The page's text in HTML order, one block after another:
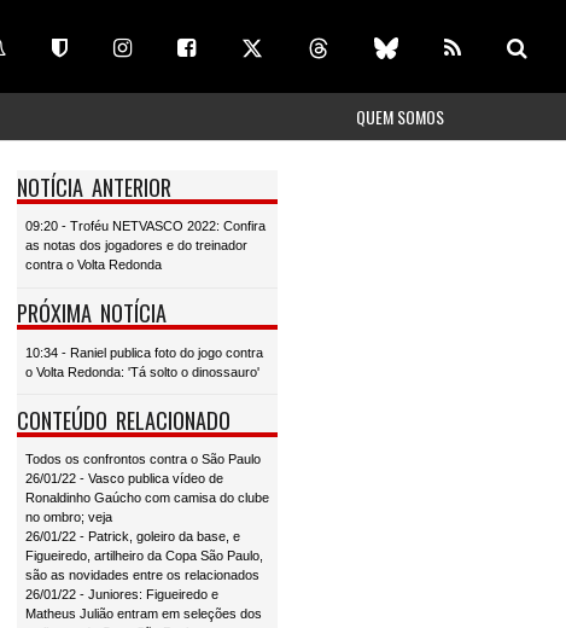
QUEM SOMOS
NOTÍCIA ANTERIOR
09:20 - Troféu NETVASCO 2022: Confira
as notas dos jogadores e do treinador
contra o Volta Redonda
PRÓXIMA NOTÍCIA
10:34 - Raniel publica foto do jogo contra
o Volta Redonda: 'Tá solto o dinossauro'
CONTEÚDO RELACIONADO
Todos os confrontos contra o São Paulo
26/01/22 - Vasco publica vídeo de
Ronaldinho Gaúcho com camisa do clube
no ombro; veja
26/01/22 - Patrick, goleiro da base, e
Figueiredo, artilheiro da Copa São Paulo,
são as novidades entre os relacionados
26/01/22 - Juniores: Figueiredo e
Matheus Julião entram em seleções dos